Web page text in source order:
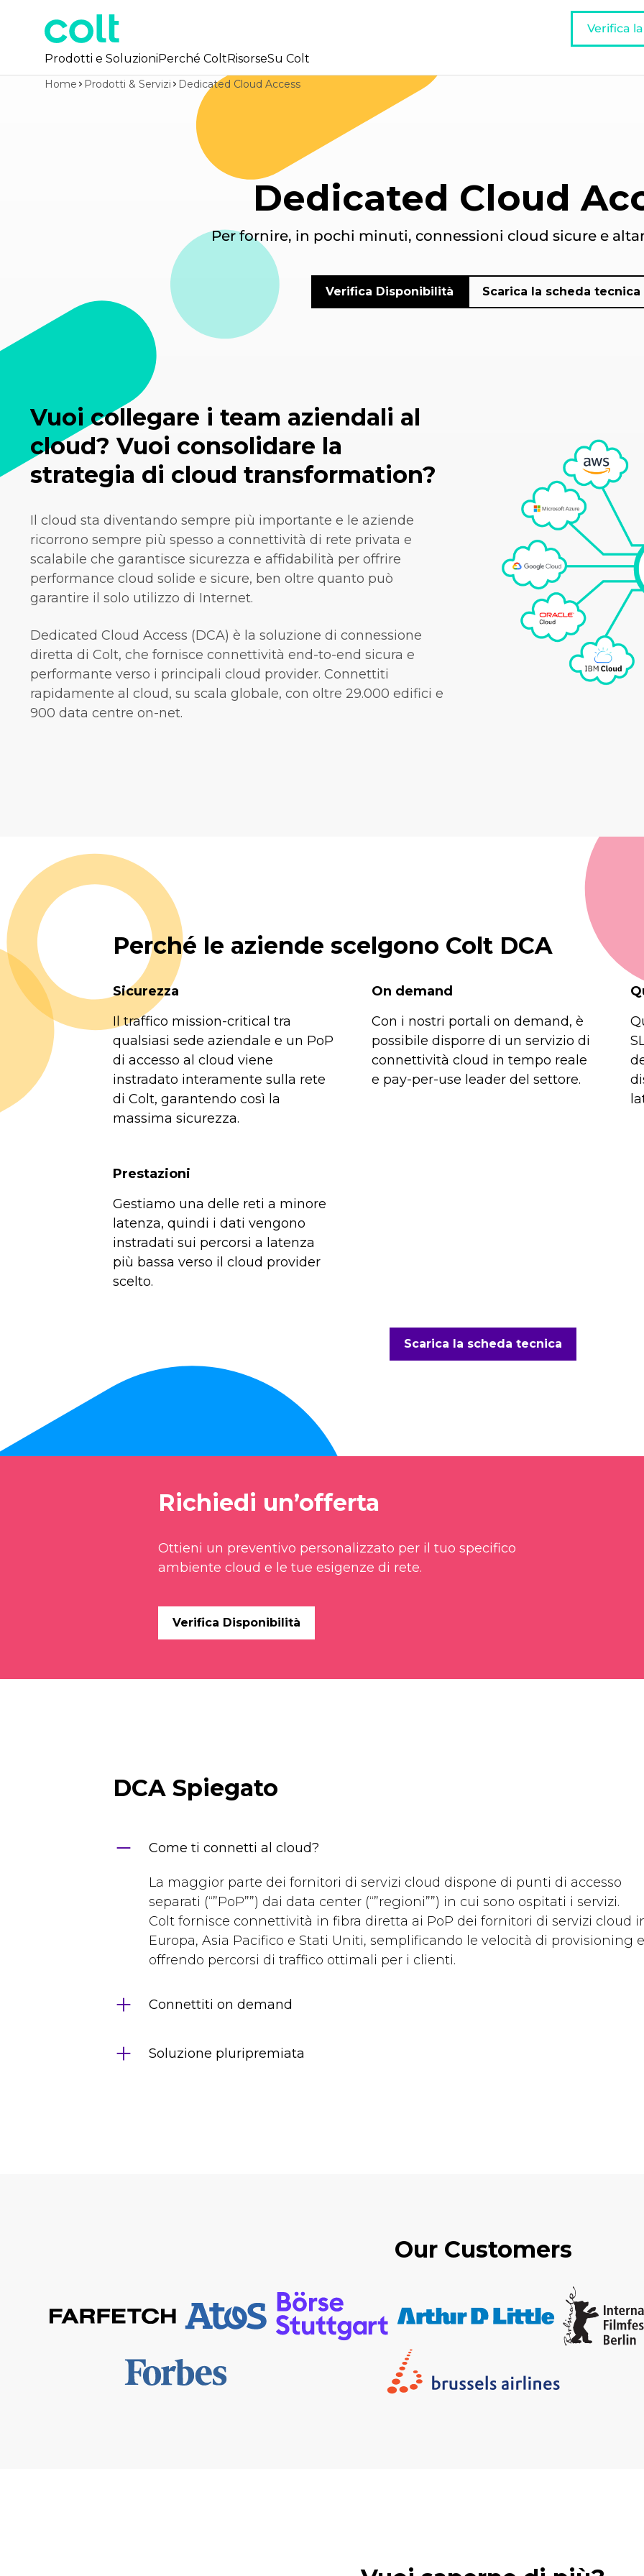
Prodotti e SoluzioniPerché ColtRisorseSu Colt
Verifica
Home Prodotti & Servizi Dedicated Cloud Access
Dedicated Cloud
Per fornire, in pochi minuti, connessioni cloud sicure e
Verifica Disponibilità Scarica la scheda tecnica
Vuoi collegare i team aziendali al
cloud? Vuoi consolidare la
strategia di cloud transformation?
Il cloud sta diventando sempre più importante e le aziende
ricorrono sempre più spesso a connettività di rete privata e
scalabile che garantisce sicurezza e affidabilità per offrire
performance cloud solide e sicure, ben oltre quanto può
garantire il solo utilizzo di Internet.
Dedicated Cloud Access (DCA) è la soluzione di connessione
diretta di Colt, che fornisce connettività end-to-end sicura e
performante verso i principali cloud provider. Connettiti
rapidamente al cloud, su scala globale, con oltre 29.000 edifici e
900 data centre on-net.
Perché le aziende scelgono Colt DCA
Sicurezza
Il traffico mission-critical tra
qualsiasi sede aziendale e un PoP
di accesso al cloud viene
instradato interamente sulla rete
di Colt, garantendo così la
massima sicurezza.
On demand
Con i nostri portali on demand, è
possibile disporre di un servizio di
connettività cloud in tempo reale
e pay-per-use leader del settore.
Prestazioni
Gestiamo una delle reti a minore
latenza, quindi i dati vengono
instradati sui percorsi a latenza
più bassa verso il cloud provider
scelto.
Scarica la scheda tecnica
Richiedi un’offerta
Ottieni un preventivo personalizzato per il tuo specifico
ambiente cloud e le tue esigenze di rete.
Verifica Disponibilità
DCA Spiegato
Come ti connetti al cloud?
La maggior parte dei fornitori di servizi cloud dispone di punti di accesso
separati (“”PoP””) dai data center (“”regioni””) in cui sono ospitati i servizi.
Colt fornisce connettività in fibra diretta ai PoP dei fornitori di servizi cloud
Europa, Asia Pacifico e Stati Uniti, semplificando le velocità di provisioning e
offrendo percorsi di traffico ottimali per i clienti.
Connettiti on demand
Soluzione pluripremiata
Our Customers